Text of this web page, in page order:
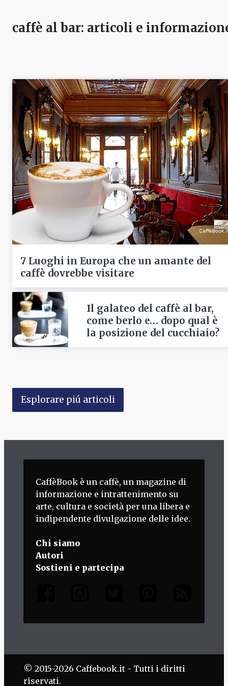
caffè al bar: articoli e
7 Luoghi in Europa che un amante del
caffè dovrebbe visitare
Il galateo del caffè al bar,
come berlo e… dopo qual è
la posizione del cucchiaio?
Esplorare piú articoli
CaffèBook è un caffè, un magazine di
informazione e intrattenimento su
arte, cultura e società per una libera e
indipendente divulgazione delle idee.
Chi siamo
Autori
Sostieni e partecipa
© 2015-2026 Caffebook.it - Tutti i diritti
riservati.